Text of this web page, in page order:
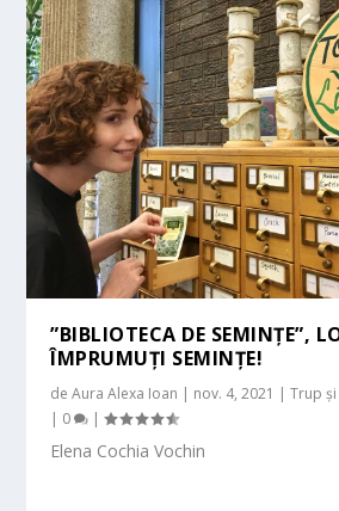
”BIBLIOTECA DE SEMINȚE”,
ÎMPRUMUȚI SEMINȚE!
deAura Alexa Ioan | nov. 4, 2021 |Trup
| 0 |
Elena Cochia Vochin